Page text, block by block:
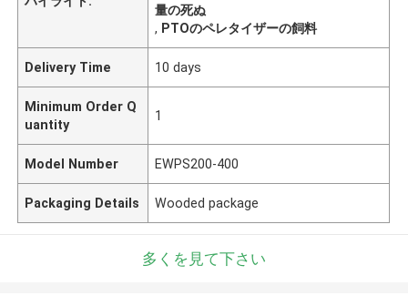
量の死ぬ
, PTOのペレタイザーの飼料
Delivery Time 10 days
Minimum Order Q
uantity
1
Model Number EWPS200-400
Packaging Details Wooded package
多くを見て下さい